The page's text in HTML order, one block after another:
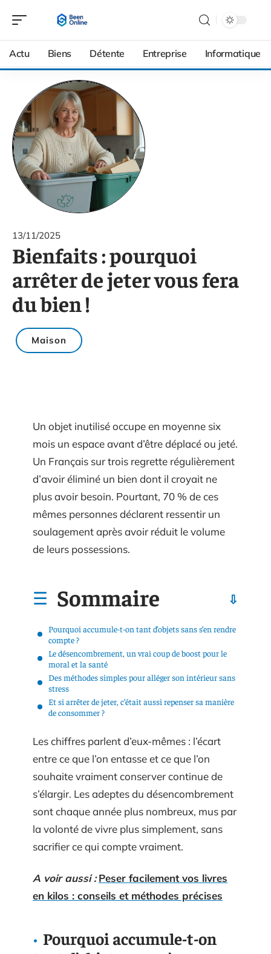
Actu Biens Détente Entreprise Informatique
13/11/2025
Bienfaits : pourquoi
arrêter de jeter vous fera
du bien !
Maison
Un objet inutilisé occupe en moyenne six
mois un espace avant d’être déplacé ou jeté.
Un Français sur trois regrette régulièrement
d’avoir éliminé un bien dont il croyait ne
plus avoir besoin. Pourtant, 70 % de ces
mêmes personnes déclarent ressentir un
soulagement après avoir réduit le volume
de leurs possessions.
Sommaire
Pourquoi accumule-t-on tant d’objets sans s’en rendre
compte ?
Le désencombrement, un vrai coup de boost pour le
moral et la santé
Des méthodes simples pour alléger son intérieur sans
stress
Et si arrêter de jeter, c’était aussi repenser sa manière
de consommer ?
Les chiffres parlent d’eux-mêmes : l’écart
entre ce que l’on entasse et ce que l’on
souhaite vraiment conserver continue de
s’élargir. Les adeptes du désencombrement
sont chaque année plus nombreux, mus par
la volonté de vivre plus simplement, sans
sacrifier ce qui compte vraiment.
A voir aussi : Peser facilement vos livres
en kilos : conseils et méthodes précises
Pourquoi accumule-t-on